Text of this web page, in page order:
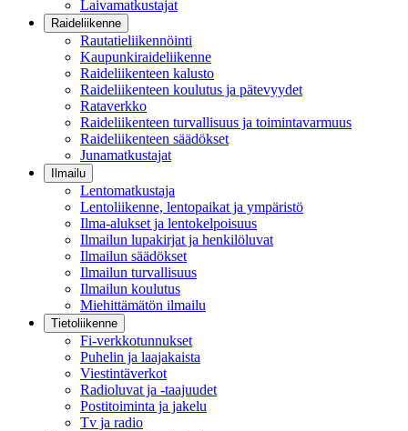
Laivamatkustajat
Raideliikenne
Rautatieliikennöinti
Kaupunkiraideliikenne
Raideliikenteen kalusto
Raideliikenteen koulutus ja pätevyydet
Rataverkko
Raideliikenteen turvallisuus ja toimintavarmuus
Raideliikenteen säädökset
Junamatkustajat
Ilmailu
Lentomatkustaja
Lentoliikenne, lentopaikat ja ympäristö
Ilma-alukset ja lentokelpoisuus
Ilmailun lupakirjat ja henkilöluvat
Ilmailun säädökset
Ilmailun turvallisuus
Ilmailun koulutus
Miehittämätön ilmailu
Tietoliikenne
Fi-verkkotunnukset
Puhelin ja laajakaista
Viestintäverkot
Radioluvat ja -taajuudet
Postitoiminta ja jakelu
Tv ja radio